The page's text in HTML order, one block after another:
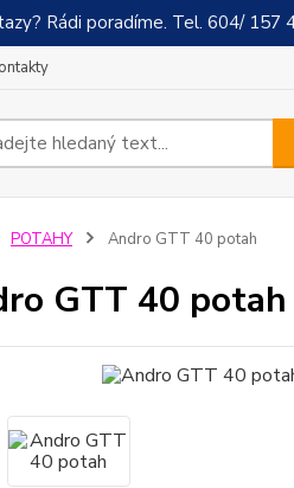
Rádi poradíme. Tel. 604/ 157
POTAHY Andro GTT 40 potah
GTT 40 potah